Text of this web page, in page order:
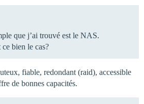
que j’ai trouvé est le NAS.
ce bien le cas?
fiable, redondant (raid), accessible
de bonnes capacités.